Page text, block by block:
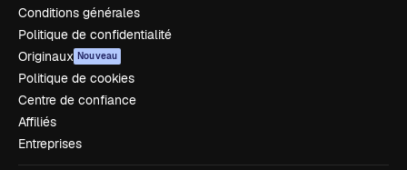
Conditions générales
Politique de confidentialité
Originaux Nouveau
Politique de cookies
Centre de confiance
Affiliés
Entreprises